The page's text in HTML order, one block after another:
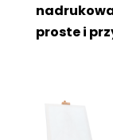
proste i